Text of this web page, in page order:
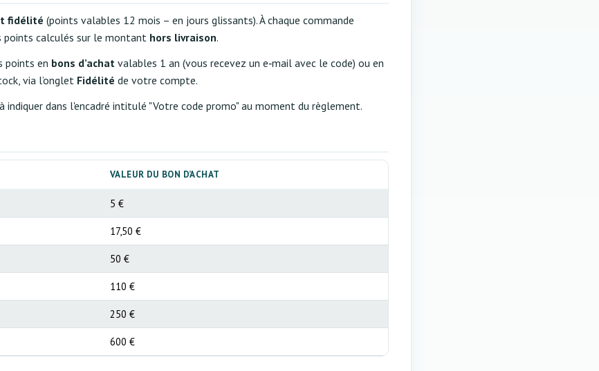
fidélité (points valables 12 mois – en jours glissants). À chaque commande
points calculés sur le montant hors livraison.
points en bons d’achat valables 1 an (vous recevez un e‑mail avec le code) ou en
via l’onglet Fidélité de votre compte.
indiquer dans l'encadré intitulé "Votre code promo" au moment du règlement.
VALEUR DU BON D’ACHAT
5 €
17,50 €
50 €
110 €
250 €
600 €